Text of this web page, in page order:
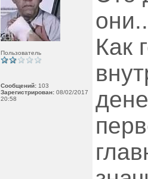
Пользователь
Сообщений: 103
Зарегистрирован: 08/02/2017
20:58
Как